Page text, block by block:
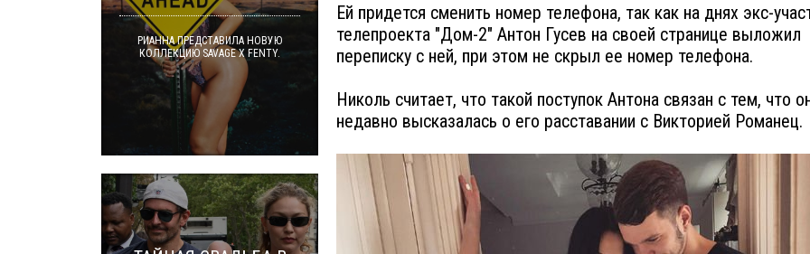
Ей придется сменить номер телефона, так как на днях экс-
телепроекта "Дом-2" Антон Гусев на своей странице выложил
переписку с ней, при этом не скрыл ее номер телефона.
Николь считает, что такой поступок Антона связан с тем, что
недавно высказалась о его расставании с Викторией Романец.
РИАННА ПРЕДСТАВИЛА НОВУЮ
КОЛЛЕКЦИЮ SAVAGE X FENTY.